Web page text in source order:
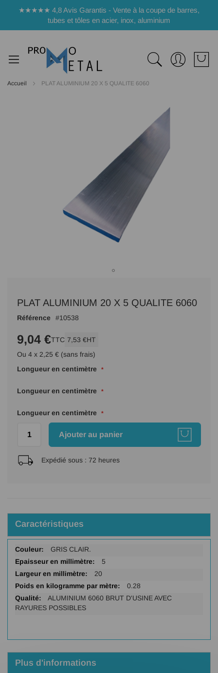
★★★★★ 4,8 Avis Garantis - Vente à la coupe de barres,
tubes et tôles en acier, inox, aluminium
Accueil PLAT ALUMINIUM 20 X 5 QUALITE 6060
début
d’images
PLAT ALUMINIUM 20 X 5 QUALITE 6060
Référence 10538
9,04 €TTC 7,53 €HT
Ou 4 x 2,25 € (sans frais)
Longueur en centimètre
Longueur en centimètre
Longueur en centimètre
Ajouter au panier
Expédié sous : 72 heures
Caractéristiques
Plus
d'infos
GRIS CLAIR.
5
20
0.28
ALUMINIUM 6060 BRUT D'USINE AVEC
RAYURES POSSIBLES
Plus d'informations